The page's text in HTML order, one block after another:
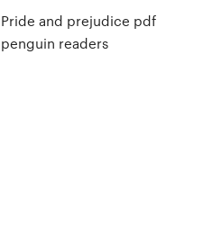
Pride and prejudice pdf
penguin readers